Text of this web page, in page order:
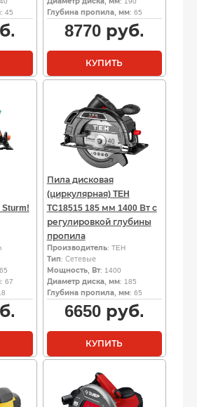
: 45
Глубина пропила, мм: 65
8770руб.
КУПИТЬ
: 67
Пила дисковая
(циркулярная) TEH
TC18515 185 мм 1400 Вт с
регулировкой глубины
пропила
Производитель: TEH
Тип: Сетевые
Мощность, Вт: 1400
Диаметр диска, мм: 185
Глубина пропила, мм: 65
6650руб.
КУПИТЬ